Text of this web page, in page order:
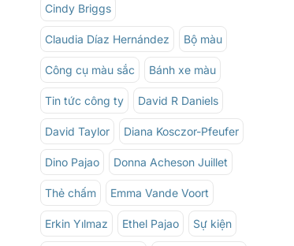
Cindy Briggs
Claudia Díaz Hernández Bộ màu
Công cụ màu sắc Bánh xe màu
Tin tức công ty David R Daniels
David Taylor Diana Kosczor-Pfeufer
Dino Pajao Donna Acheson Juillet
Thẻ chấm Emma Vande Voort
Erkin Yılmaz Ethel Pajao Sự kiện